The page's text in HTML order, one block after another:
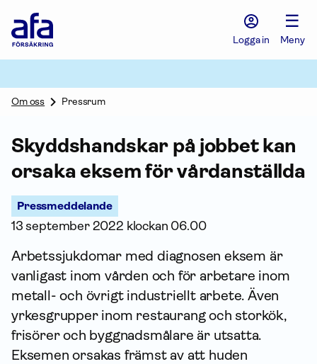
Försäkring
Logga in
☰
Meny
Om oss Pressrum
Skyddshandskar på jobbet kan
orsaka eksem för vårdanställda
Pressmeddelande
13 september 2022 klockan 06.00
Arbets­sjuk­domar med diagnosen eksem är
vanligast inom vården och för arbetare inom
metall- och övrigt industriellt arbete. Även
yrkesgrupper inom restaurang och storkök,
frisörer och byggnadsmålare är utsatta.
Eksemen orsakas främst av att huden